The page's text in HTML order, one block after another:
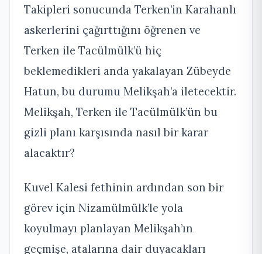
Takipleri sonucunda Terken’in Karahanlı
askerlerini çağırttığını öğrenen ve
Terken ile Tacülmülk’ü hiç
beklemedikleri anda yakalayan Zübeyde
Hatun, bu durumu Melikşah’a iletecektir.
Melikşah, Terken ile Tacülmülk’ün bu
gizli planı karşısında nasıl bir karar
alacaktır?
Kuvel Kalesi fethinin ardından son bir
görev için Nizamülmülk’le yola
koyulmayı planlayan Melikşah’ın
geçmişe, atalarına dair duyacakları